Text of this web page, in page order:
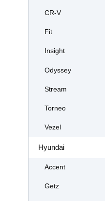
CR-V
Fit
Insight
Odyssey
Stream
Torneo
Vezel
Hyundai
Accent
Getz